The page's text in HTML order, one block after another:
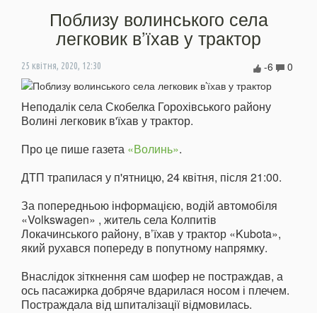
Поблизу волинського села
легковик в’їхав у трактор
25 квітня, 2020, 12:30 0
-6
Неподалік села Скобелка Горохівського району
Волині легковик в'їхав у трактор.
Про це пише газета «Волинь».
ДТП трапилася у п'ятницю, 24 квітня, після 21:00.
За попередньою інформацією, водій автомобіля
«Volkswagen» , житель села Колпитів
Локачинського району, в’їхав у трактор «Kubota»,
який рухався попереду в попутному напрямку.
Внаслідок зіткнення сам шофер не постраждав, а
ось пасажирка добряче вдарилася носом і плечем.
Постраждала від шпиталізації відмовилась.